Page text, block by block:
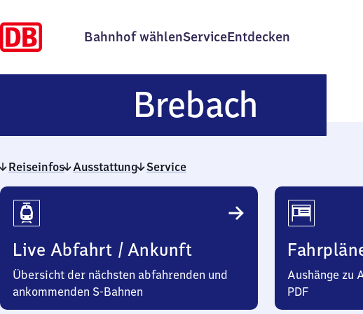
Bahnhof wählenServiceEntdecken
Brebach
Reiseinfos Ausstattung Service
Reiseinfos
Live Abfahrt / Ankunft
Übersicht der nächsten abfahrenden und
ankommenden S-Bahnen
Aushänge zu
PDF